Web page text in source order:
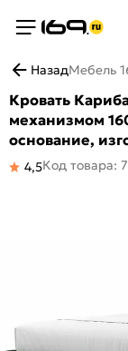
НазадМебель
Кровать
механизмом
основание,
4,5Код товара: